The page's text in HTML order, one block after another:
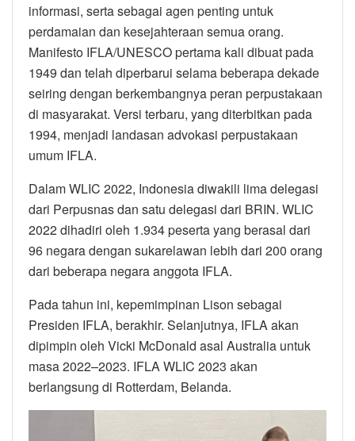
informasi, serta sebagai agen penting untuk
perdamaian dan kesejahteraan semua orang.
Manifesto IFLA/UNESCO pertama kali dibuat pada
1949 dan telah diperbarui selama beberapa dekade
seiring dengan berkembangnya peran perpustakaan
di masyarakat. Versi terbaru, yang diterbitkan pada
1994, menjadi landasan advokasi perpustakaan
umum IFLA.
Dalam WLIC 2022, Indonesia diwakili lima delegasi
dari Perpusnas dan satu delegasi dari BRIN. WLIC
2022 dihadiri oleh 1.934 peserta yang berasal dari
96 negara dengan sukarelawan lebih dari 200 orang
dari beberapa negara anggota IFLA.
Pada tahun ini, kepemimpinan Lison sebagai
Presiden IFLA, berakhir. Selanjutnya, IFLA akan
dipimpin oleh Vicki McDonald asal Australia untuk
masa 2022–2023. IFLA WLIC 2023 akan
berlangsung di Rotterdam, Belanda.